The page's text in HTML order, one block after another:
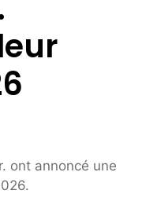
ont annoncé une